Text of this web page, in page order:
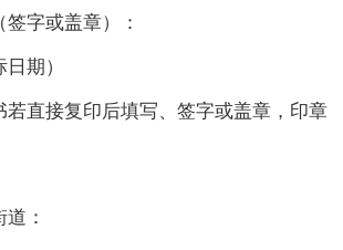
字或盖章）：
期）
若直接复印后填写、签字或盖章，印章
：